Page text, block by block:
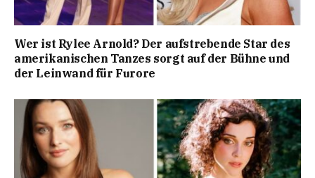
Wer ist Rylee Arnold? Der aufstrebende Star des
amerikanischen Tanzes sorgt auf der Bühne und
der Leinwand für Furore